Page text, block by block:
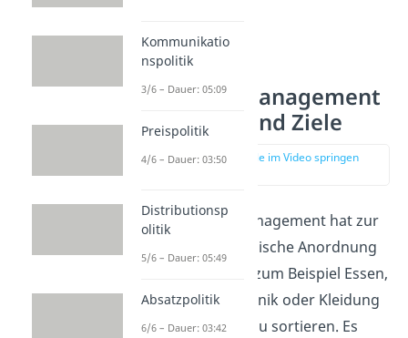
Category Management
Aufgaben und Ziele
zur Stelle im Video springen
Das Category Management hat zur
die klassische Anordnung
von Produkten – zum Beispiel Essen,
Kosmetik, Elektronik oder Kleidung
– im Handel neu zu sortieren. Es
Kommunikatio
nspolitik
3/6 – Dauer: 05:09
Preispolitik
4/6 – Dauer: 03:50
Distributionsp
olitik
5/6 – Dauer: 05:49
Absatzpolitik
6/6 – Dauer: 03:42